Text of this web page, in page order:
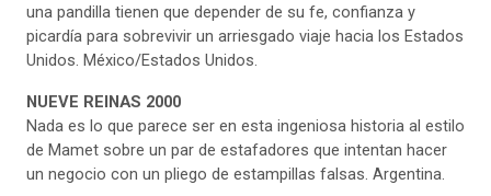
una pandilla tienen que depender de su fe, confianza y
picardía para sobrevivir un arriesgado viaje hacia los Estados
Unidos. México/Estados Unidos.
NUEVE REINAS 2000
Nada es lo que parece ser en esta ingeniosa historia al estilo
de Mamet sobre un par de estafadores que intentan hacer
un negocio con un pliego de estampillas falsas. Argentina.